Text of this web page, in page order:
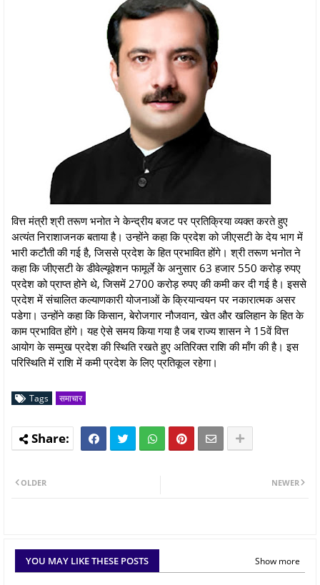
वित्त मंत्री श्री तरूण भनोत ने केन्द्रीय बजट पर प्रतिक्रिया व्यक्त करते हुए
अत्यंत निराशाजनक बताया है। उन्होंने कहा कि प्रदेश को जीएसटी के देय भाग में
भारी कटौती की गई है, जिससे प्रदेश के हित प्रभावित होंगे। श्री तरूण भनोत ने
कहा कि जीएसटी के डीवेल्यूवेशन फामूर्ले के अनुसार 63 हजार 550 करोड़ रुपए
प्रदेश को प्राप्त होने थे, जिसमें 2700 करोड़ रुपए की कमी कर दी गई है। इससे
प्रदेश में संचालित कल्याणकारी योजनाओं के क्रियान्वयन पर नकारात्मक असर
पडेगा। उन्होंने कहा कि किसान, बेरोजगार नौजवान, खेत और खलिहान के हित के
काम प्रभावित होंगे। यह ऐसे समय किया गया है जब राज्य शासन ने 15वें वित्त
आयोग के सम्मुख प्रदेश की स्थिति रखते हुए अतिरिक्त राशि की माँग की है। इस
परिस्थिति में राशि में कमी प्रदेश के लिए प्रतिकूल रहेगा।
Tags समाचार
NEWER
OLDER
YOU MAY LIKE THESE POSTS Show more